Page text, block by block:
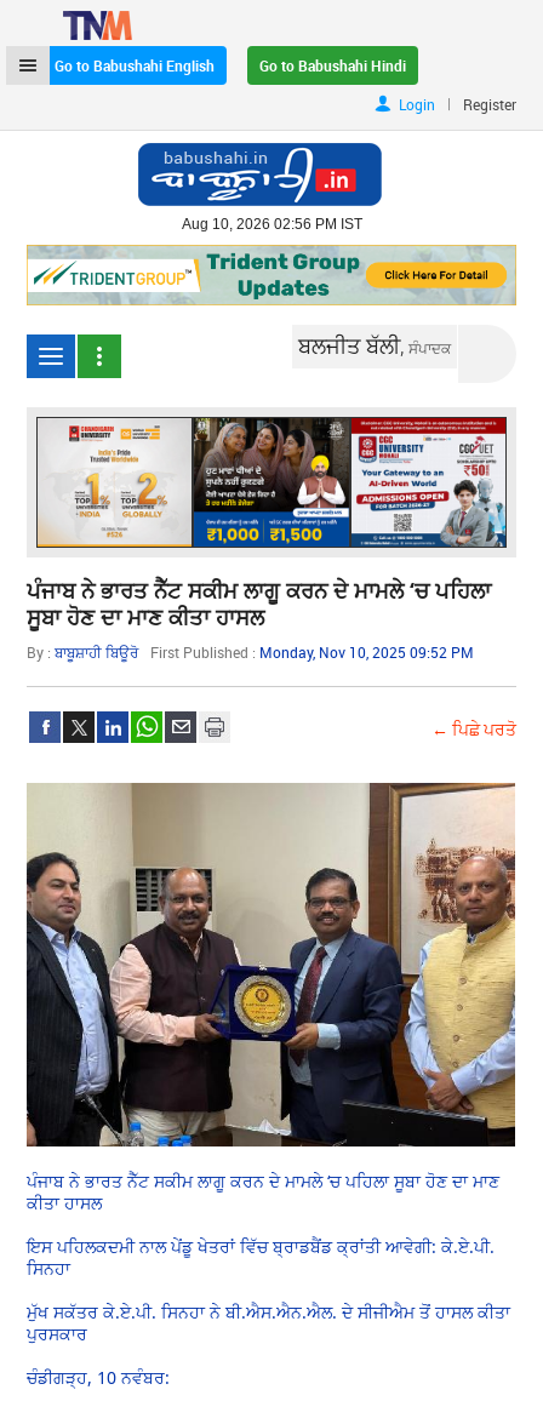
Go to Babushahi English
Go to Babushahi Hindi
Login
| Register
Aug 10, 2026 02:56 PM IST
ਬਲਜੀਤ ਬੱਲੀ,ਸੰਪਾਦਕ
ਪੰਜਾਬ ਨੇ ਭਾਰਤ ਨੈੱਟ ਸਕੀਮ ਲਾਗੂ ਕਰਨ ਦੇ ਮਾਮਲੇ ‘ਚ ਪਹਿਲਾ
ਸੂਬਾ ਹੋਣ ਦਾ ਮਾਣ ਕੀਤਾ ਹਾਸਲ
By :ਬਾਬੂਸ਼ਾਹੀ ਬਿਊਰੋ First Published : Monday, Nov 10, 2025 09:52 PM
← ਪਿਛੇ ਪਰਤੋ
ਪੰਜਾਬ ਨੇ ਭਾਰਤ ਨੈੱਟ ਸਕੀਮ ਲਾਗੂ ਕਰਨ ਦੇ ਮਾਮਲੇ ‘ਚ ਪਹਿਲਾ ਸੂਬਾ ਹੋਣ ਦਾ ਮਾਣ
ਕੀਤਾ ਹਾਸਲ
ਇਸ ਪਹਿਲਕਦਮੀ ਨਾਲ ਪੇਂਡੂ ਖੇਤਰਾਂ ਵਿੱਚ ਬ੍ਰਾਡਬੈਂਡ ਕ੍ਰਾਂਤੀ ਆਵੇਗੀ: ਕੇ.ਏ.ਪੀ.
ਸਿਨਹਾ
ਮੁੱਖ ਸਕੱਤਰ ਕੇ.ਏ.ਪੀ. ਸਿਨਹਾ ਨੇ ਬੀ.ਐਸ.ਐਨ.ਐਲ. ਦੇ ਸੀਜੀਐਮ ਤੋਂ ਹਾਸਲ ਕੀਤਾ
ਪੁਰਸਕਾਰ
ਚੰਡੀਗੜ੍ਹ, 10 ਨਵੰਬਰ: